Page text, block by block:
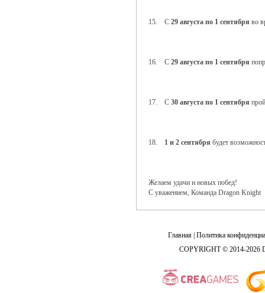
15. С 29 августа по 1 сентября во
16. С 29 августа по 1 сентября
17. С 30 августа по 1 сентября
18. 1 и 2 сентября будет
Желаем удачи и новых побед!
С уважением, Команда Dragon Knight
Главная Политика
COPYRIGHT © 2014-2026